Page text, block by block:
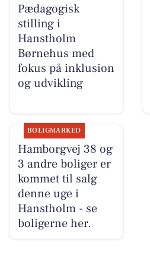
Pædagogisk
stilling i
Hanstholm
Børnehus med
fokus på inklusion
og udvikling
BOLIGMARKED
Hamborgvej 38 og
3 andre boliger er
kommet til salg
denne uge i
Hanstholm - se
boligerne her.